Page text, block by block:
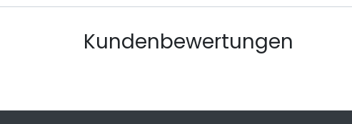
Kundenbewertungen